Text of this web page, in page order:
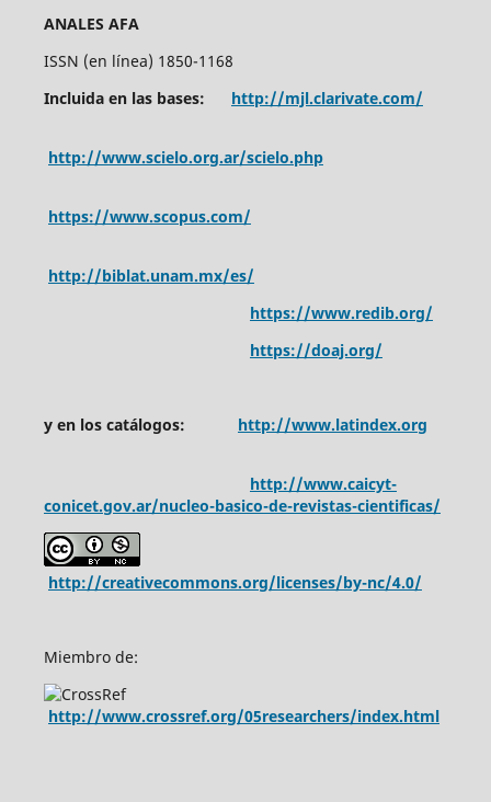
ANALES AFA
ISSN (en línea) 1850-1168
Incluida en las bases: http://mjl.clarivate.com/
http://www.scielo.org.ar/scielo.php
https://www.scopus.com/
http://biblat.unam.mx/es/
https://www.redib.org/
https://doaj.org/
y en los catálogos: http://www.latindex.org
http://www.caicyt-
conicet.gov.ar/nucleo-basico-de-revistas-cientificas/
http://creativecommons.org/licenses/by-nc/4.0/
Miembro de:
http://www.crossref.org/05researchers/index.html